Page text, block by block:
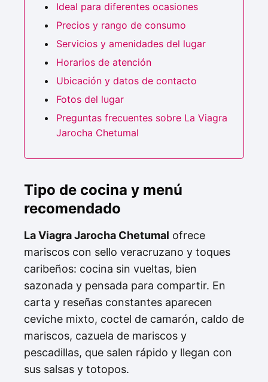
Ideal para diferentes ocasiones
Precios y rango de consumo
Servicios y amenidades del lugar
Horarios de atención
Ubicación y datos de contacto
Fotos del lugar
Preguntas frecuentes sobre La Viagra
Jarocha Chetumal
Tipo de cocina y menú
recomendado
La Viagra Jarocha Chetumal ofrece
mariscos con sello veracruzano y toques
caribeños: cocina sin vueltas, bien
sazonada y pensada para compartir. En
carta y reseñas constantes aparecen
ceviche mixto, coctel de camarón, caldo de
mariscos, cazuela de mariscos y
pescadillas, que salen rápido y llegan con
sus salsas y totopos.